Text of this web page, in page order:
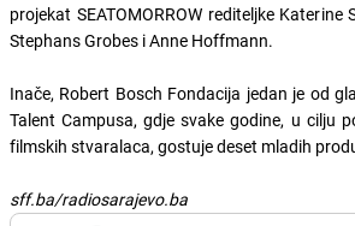
projekat SEATOMORROW rediteljke
Stephans Grobes i Anne Hoffmann.
Inače, Robert Bosch Fondacija jedan je od
Talent Campusa, gdje svake godine, u cilju
filmskih stvaralaca, gostuje deset mladih
sff.ba/radiosarajevo.ba